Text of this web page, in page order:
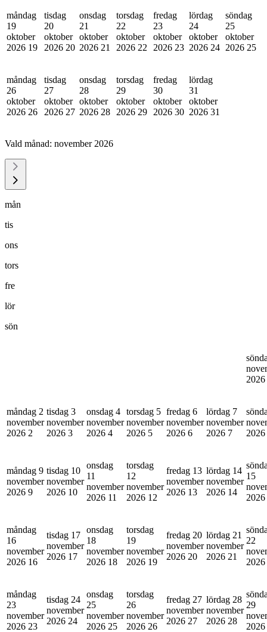
måndag
19
oktober
2026 19
tisdag
20
oktober
2026 20
onsdag
21
oktober
2026 21
torsdag
22
oktober
2026 22
fredag
23
oktober
2026 23
lördag
24
oktober
2026 24
söndag
25
oktober
2026 25
måndag
26
oktober
2026 26
tisdag
27
oktober
2026 27
onsdag
28
oktober
2026 28
torsdag
29
oktober
2026 29
fredag
30
oktober
2026 30
lördag
31
oktober
2026 31
Vald månad: november 2026
mån
tis
ons
tors
fre
lör
sön
2026
måndag 2
november
2026 2
tisdag 3
november
2026 3
onsdag 4
november
2026 4
torsdag 5
november
2026 5
fredag 6
november
2026 6
lördag 7
november
2026 7
2026
måndag 9
november
2026 9
tisdag 10
november
2026 10
onsdag
11
november
2026 11
torsdag
12
november
2026 12
fredag 13
november
2026 13
lördag 14
november
2026 14
15
2026
måndag
16
november
2026 16
tisdag 17
november
2026 17
onsdag
18
november
2026 18
torsdag
19
november
2026 19
fredag 20
november
2026 20
lördag 21
november
2026 21
22
2026
måndag
23
november
2026 23
tisdag 24
november
2026 24
onsdag
25
november
2026 25
torsdag
26
november
2026 26
fredag 27
november
2026 27
lördag 28
november
2026 28
29
2026